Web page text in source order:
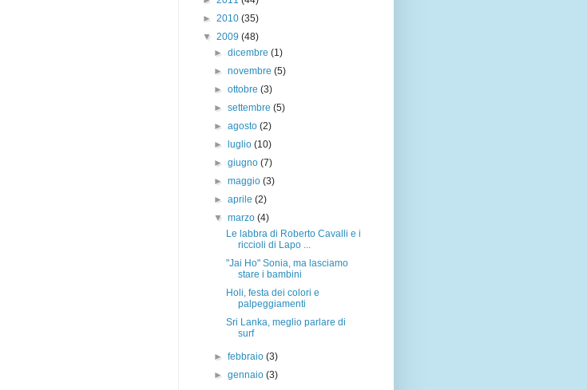
► 2010 (35)
▼ 2009 (48)
►dicembre(1)
►novembre(5)
►ottobre(3)
►settembre(5)
►agosto(2)
►
luglio(10)
►giugno(7)
►maggio(3)
►aprile(2)
▼marzo(4)
Le labbra di Roberto Cavalli e i
riccioli di Lapo ...
"Jai Ho" Sonia, ma lasciamo
stare i bambini
Holi, festa dei colori e
palpeggiamenti
Sri Lanka, meglio parlare di
surf
►febbraio(3)
►gennaio(3)